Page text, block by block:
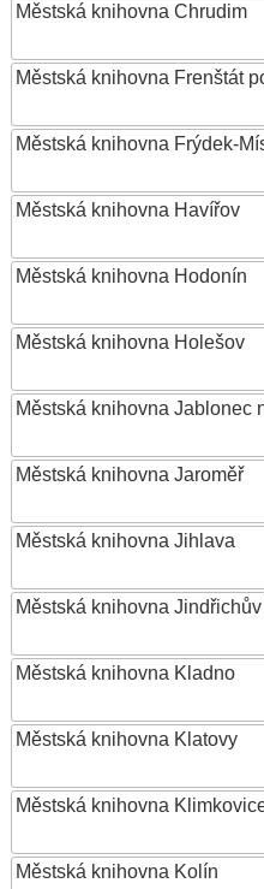
Městská knihovna Chrudim
Městská knihovna Frenštát
Městská knihovna Frýdek-
Městská knihovna Havířov
Městská knihovna Hodonín
Městská knihovna Holešov
Městská knihovna Jablonec
Městská knihovna Jaroměř
Městská knihovna Jihlava
Městská knihovna
Městská knihovna Kladno
Městská knihovna Klatovy
Městská knihovna
Městská knihovna Kolín